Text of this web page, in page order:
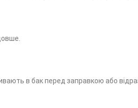
в бак перед заправкою або